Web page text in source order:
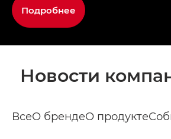
Подробнее
Новости
ВсеО брендеО продукте